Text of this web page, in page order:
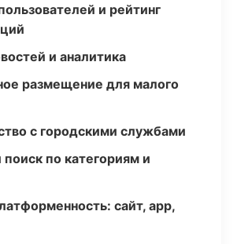
и рейтинг
и аналитика
размещение для малого
с городскими службами
по категориям и
сайт, app,